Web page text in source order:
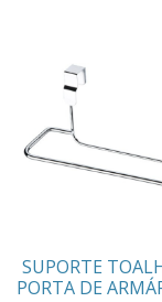
SUPORTE
PORTA DE